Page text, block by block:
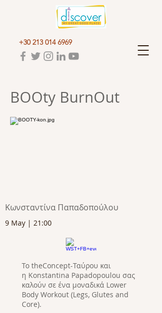
+30 213 014 6969
BOOty BurnOut
Κωνσταντίνα Παπαδοπούλου
9 May | 21:00
Το theConcept-Ταύρου και
η Konstantina Papadopoulou σας
καλούν σε ένα μοναδικά Lower
Body Workout (Legs, Glutes and
Core).